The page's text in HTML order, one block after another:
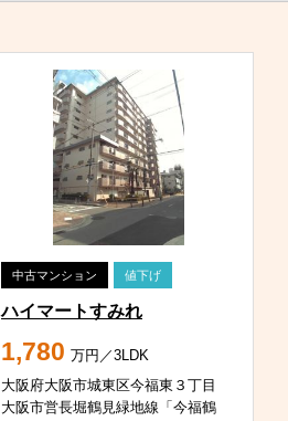
中古マンション 値下げ
ハイマートすみれ
1,780 万円／3LDK
大阪府大阪市城東区今福東３丁目
大阪市営長堀鶴見緑地線「今福鶴